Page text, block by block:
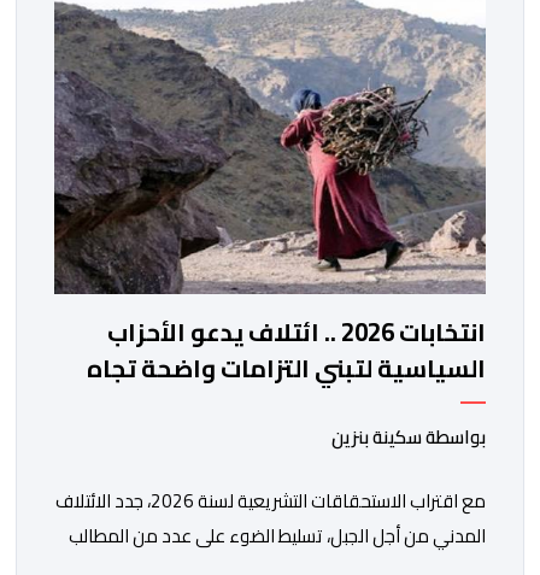
المنصة، التي تم إطلاقها في إطار استراتيجيتها الرامية إلى
التحديث والتحول الرقمي، تشكل خطوة مهمة في […]
انتخابات 2026 .. ائتلاف يدعو الأحزاب
السياسية لتبني التزامات واضحة تجاه
المناطق الجبلية
بواسطة سكينة بنزين
مع اقتراب الاستحقاقات التشريعية لسنة 2026، جدد الائتلاف
المدني من أجل الجبل، تسليط الضوء على عدد من المطالب